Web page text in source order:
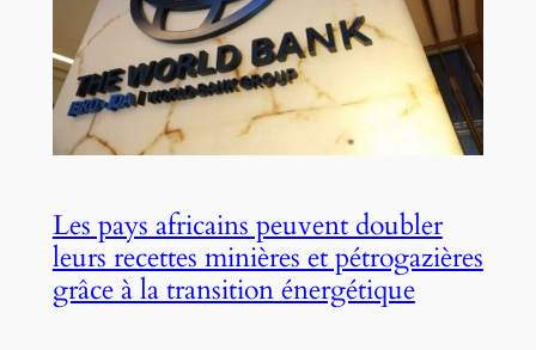
Les pays africains peuvent doubler
leurs recettes minières et pétrogazières
grâce à la transition énergétique